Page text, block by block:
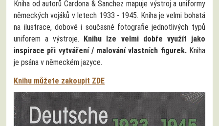
Kniha od autorů Cardona & Sanchez mapuje výstroj a uniformy
německých vojáků v letech 1933 - 1945. Kniha je velmi bohatá
na ilustrace, dobové i současné fotografie jednotlivých typů
uniforem a výstroje. Knihu lze velmi dobře využít jako
inspirace při vytváření / malování vlastních figurek.Kniha
je psána v německém jazyce.
Knihu můžete zakoupit ZDE